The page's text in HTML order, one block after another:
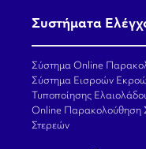
Συστήματα
Σύστημα Online
Σύστημα Εισροών
Τυποποίησης
Online Παρακολούθηση
Στερεών